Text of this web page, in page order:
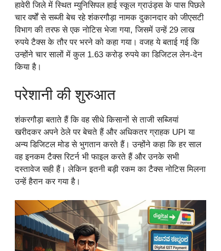
हावेरी जिले में स्थित म्युनिसिपल हाई स्कूल ग्राउंड्स के पास पिछले
चार वर्षों से सब्जी बेच रहे शंकरगौड़ा नामक दुकानदार को जीएसटी
विभाग की तरफ से एक नोटिस भेजा गया, जिसमें उन्हें 29 लाख
रुपये टैक्स के तौर पर भरने को कहा गया। वजह ये बताई गई कि
उन्होंने चार सालों में कुल 1.63 करोड़ रुपये का डिजिटल लेन-देन
किया है।
परेशानी की शुरुआत
शंकरगौड़ा बताते हैं कि वह सीधे किसानों से ताजी सब्जियां
खरीदकर अपने ठेले पर बेचते हैं और अधिकतर ग्राहक UPI या
अन्य डिजिटल मोड से भुगतान करते हैं। उन्होंने कहा कि हर साल
वह इनकम टैक्स रिटर्न भी फाइल करते हैं और उनके सभी
दस्तावेज सही हैं। लेकिन इतनी बड़ी रकम का टैक्स नोटिस मिलना
उन्हें हैरान कर गया है।